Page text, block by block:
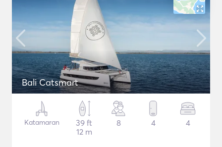
Bali Catsmart
Katamaran
39 ft
12 m
8 4 4